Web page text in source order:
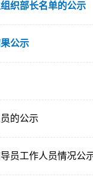
织部长名单的公示
公示
的公示
员工作人员情况公